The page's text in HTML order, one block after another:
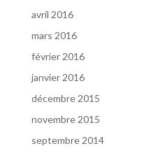
avril 2016
mars 2016
février 2016
janvier 2016
décembre 2015
novembre 2015
septembre 2014